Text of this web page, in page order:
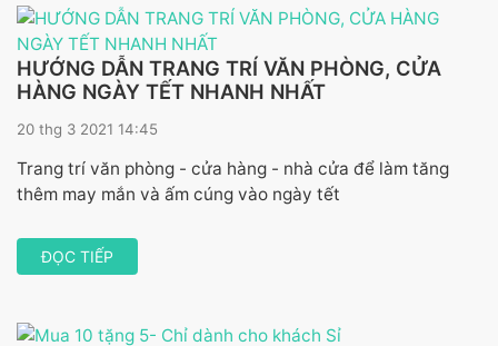
HƯỚNG DẪN TRANG TRÍ VĂN PHÒNG, CỬA
HÀNG NGÀY TẾT NHANH NHẤT
20 thg 3 2021 14:45
Trang trí văn phòng - cửa hàng - nhà cửa để làm tăng
thêm may mắn và ấm cúng vào ngày tết
ĐỌC TIẾP